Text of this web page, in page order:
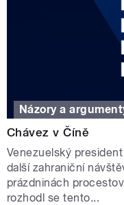
Názory a
Chávez v Číně
Venezuelský
další zahraniční
prázdninách
rozhodl se tento...